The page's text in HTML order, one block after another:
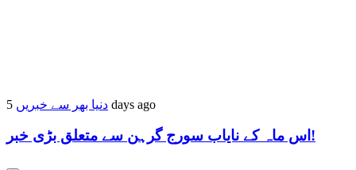
دنیا بھر سے خبریں 5 days ago
اس ماہ کے نایاب سورج گرہن سے متعلق بڑی خبر!